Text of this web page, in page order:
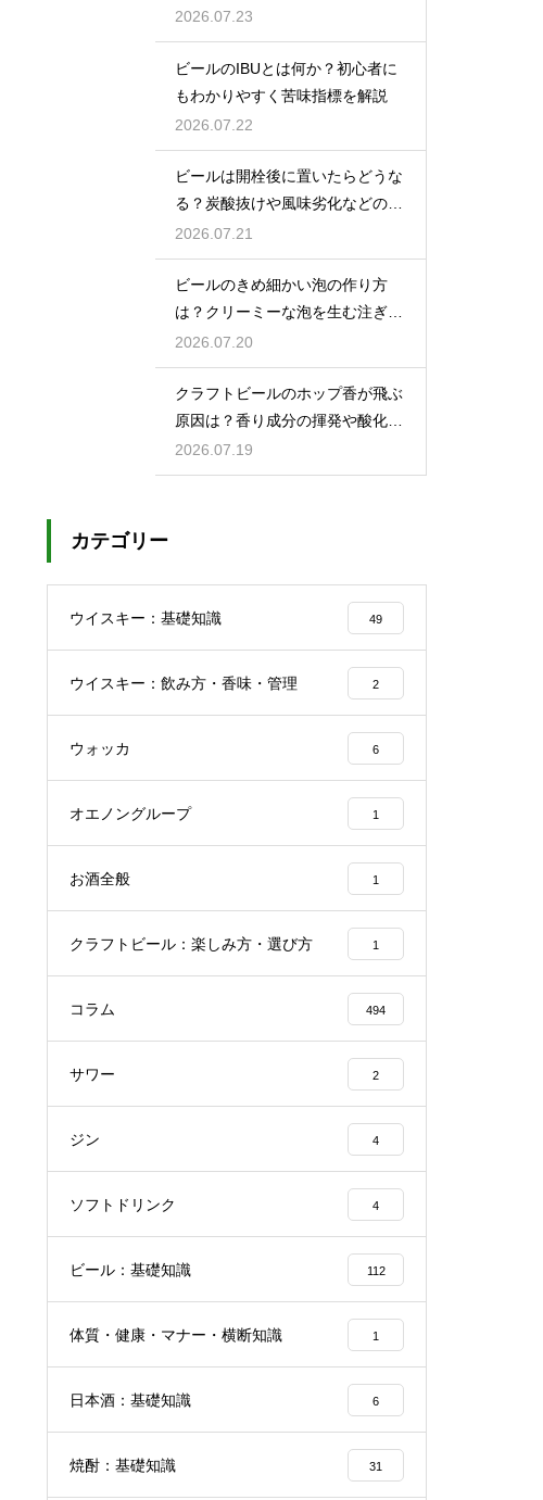
で風味が損なわれるため
2026.07.23
ビールのIBUとは何か？初心者に
もわかりやすく苦味指標を解説
2026.07.22
ビールは開栓後に置いたらどうな
る？炭酸抜けや風味劣化などの影
響を解説
2026.07.21
ビールのきめ細かい泡の作り方
は？クリーミーな泡を生む注ぎ方
のコツ
2026.07.20
クラフトビールのホップ香が飛ぶ
原因は？香り成分の揮発や酸化で
失われる理由を解説
2026.07.19
カテゴリー
ウイスキー：基礎知識 49
ウイスキー：飲み方・香味・管理 2
ウォッカ 6
オエノングループ 1
お酒全般 1
クラフトビール：楽しみ方・選び方 1
コラム 494
サワー 2
ジン 4
ソフトドリンク 4
ビール：基礎知識 112
体質・健康・マナー・横断知識 1
日本酒：基礎知識 6
焼酎：基礎知識 31